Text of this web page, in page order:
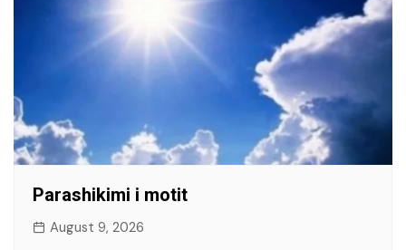
Parashikimi i motit
August 9, 2026